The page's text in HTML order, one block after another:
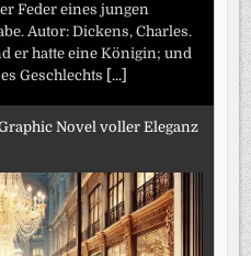
Feder eines jungen
Autor: Dickens, Charles.
er hatte eine Königin; und
Geschlechts [...]
Novel voller Eleganz